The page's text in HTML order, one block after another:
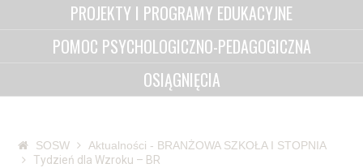
PROJEKTY I PROGRAMY EDUKACYJNE
POMOC PSYCHOLOGICZNO-PEDAGOGICZNA
OSIĄGNIĘCIA
SOSW
Aktualności - BRANŻOWA SZKOŁA I STOPNIA
Tydzień dla Wzroku – BR